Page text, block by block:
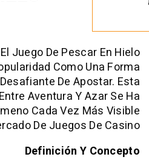
Años, El Juego De
Ganado Popularidad Como
Y Desafiante De
Entre Aventura Y
Un Fenómeno Cada Vez
Del Mercado De Juegos
Definición Y